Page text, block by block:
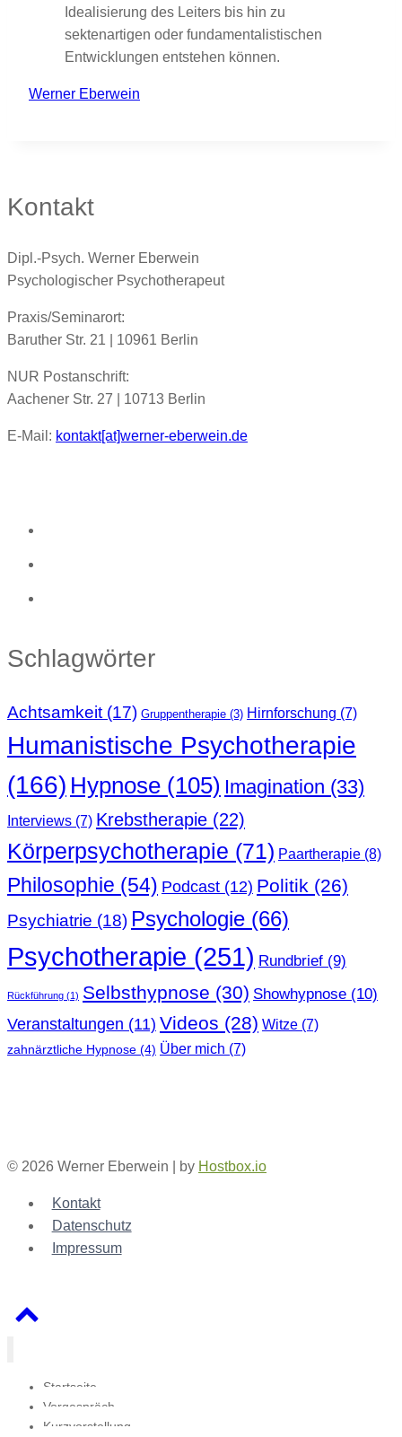
Idealisierung des Leiters bis hin zu
sektenartigen oder fundamentalistischen
Entwicklungen entstehen können.
Werner Eberwein
Kontakt
Dipl.-Psych. Werner Eberwein
Psychologischer Psychotherapeut
Praxis/Seminarort:
Baruther Str. 21 | 10961 Berlin
NUR Postanschrift:
Aachener Str. 27 | 10713 Berlin
E-Mail: kontakt[at]werner-eberwein.de
Schlagwörter
Achtsamkeit (17) Gruppentherapie (3) Hirnforschung (7)
Humanistische Psychotherapie
(166) Hypnose (105) Imagination (33)
Interviews (7) Krebstherapie (22)
Körperpsychotherapie (71) Paartherapie (8)
Philosophie (54) Podcast (12) Politik (26)
Psychiatrie (18) Psychologie (66)
Psychotherapie (251) Rundbrief (9)
Rückführung (1) Selbsthypnose (30) Showhypnose (10)
Veranstaltungen (11) Videos (28) Witze (7)
zahnärztliche Hypnose (4) Über mich (7)
© 2026 Werner Eberwein | by Hostbox.io
Kontakt
Datenschutz
Impressum
Startseite
Vorgespräch
Kurzvorstellung